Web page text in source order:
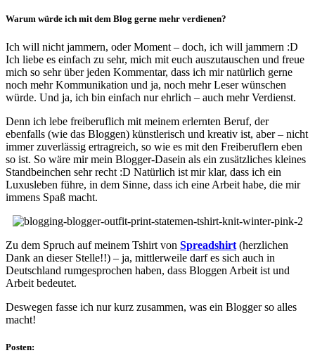
Warum würde ich mit dem Blog gerne mehr verdienen?
Ich will nicht jammern, oder Moment – doch, ich will jammern :D
Ich liebe es einfach zu sehr, mich mit euch auszutauschen und freue
mich so sehr über jeden Kommentar, dass ich mir natürlich gerne
noch mehr Kommunikation und ja, noch mehr Leser wünschen
würde. Und ja, ich bin einfach nur ehrlich – auch mehr Verdienst.
Denn ich lebe freiberuflich mit meinem erlernten Beruf, der
ebenfalls (wie das Bloggen) künstlerisch und kreativ ist, aber – nicht
immer zuverlässig ertragreich, so wie es mit den Freiberuflern eben
so ist. So wäre mir mein Blogger-Dasein als ein zusätzliches kleines
Standbeinchen sehr recht :D Natürlich ist mir klar, dass ich ein
Luxusleben führe, in dem Sinne, dass ich eine Arbeit habe, die mir
immens Spaß macht.
Zu dem Spruch auf meinem Tshirt von Spreadshirt (herzlichen
Dank an dieser Stelle!!) – ja, mittlerweile darf es sich auch in
Deutschland rumgesprochen haben, dass Bloggen Arbeit ist und
Arbeit bedeutet.
Deswegen fasse ich nur kurz zusammen, was ein Blogger so alles
macht!
Posten: